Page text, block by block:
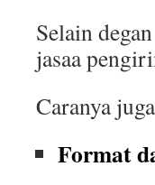
Selain
jasaa
Caranya
Format